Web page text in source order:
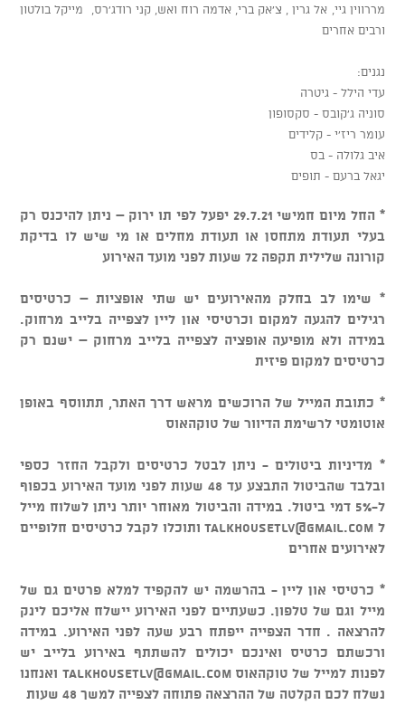
מררווין גיי, אל גרין , צ’אק ברי, אדמה רוח ואש, קני רודג’רס, מייקל בולטון
ורבים אחרים
נגנים:
עדי הילל - גיטרה
סוניה ג’קובס - סקסופון
עומר ריז’י - קלידים
איב גלולה - בס
יגאל ברעם - תופים
* החל מיום חמישי 29.7.21 יפעל לפי תו ירוק – ניתן להיכנס רק
בעלי תעודת מתחסן או תעודת מחלים או מי שיש לו בדיקת
קורונה שלילית תקפה 72 שעות לפני מועד האירוע
* שימו לב בחלק מהאירועים יש שתי אופציות – כרטיסים
רגילים להגעה למקום וכרטיסי און ליין לצפייה בלייב מרחוק.
במידה ולא מופיעה אופציה לצפייה בלייב מרחוק – ישנם רק
כרטיסים למקום פיזית
* כתובת המייל של הרוכשים מראש דרך האתר, תתווסף באופן
אוטומטי לרשימת הדיוור של טוקהאוס
* מדיניות ביטולים - ניתן לבטל כרטיסים ולקבל החזר כספי
ובלבד שהביטול התבצע עד 48 שעות לפני מועד האירוע בכפוף
ל-5% דמי ביטול. במידה והביטול מאוחר יותר ניתן לשלוח מייל
ל talkhousetlv@gmail.comותוכלו לקבל כרטיסים חלופיים
לאירועים אחרים
* כרטיסי און ליין - בהרשמה יש להקפיד למלא פרטים גם של
מייל וגם של טלפון. כשעתיים לפני האירוע יישלח אליכם לינק
להרצאה . חדר הצפייה ייפתח רבע שעה לפני האירוע. במידה
ורכשתם כרטיס ואינכם יכולים להשתתף באירוע בלייב יש
לפנות למייל של טוקהאוסtalkhousetlv@gmail.com ואנחנו
נשלח לכם הקלטה של ההרצאה פתוחה לצפייה למשך 48 שעות